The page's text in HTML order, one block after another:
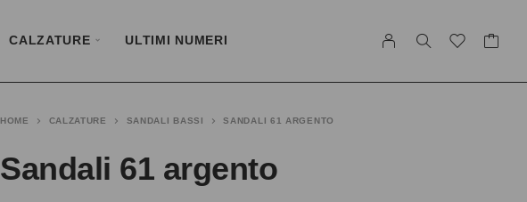
CALZATURE ULTIMI NUMERI
HOME CALZATURE SANDALI BASSI SANDALI 61 ARGENTO
Sandali 61 argento